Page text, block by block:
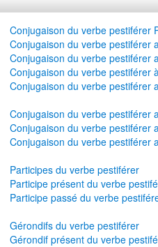
Conjugaison du verbe pestiférer
Conjugaison du verbe pestiférer
Conjugaison du verbe pestiférer
Conjugaison du verbe pestiférer
Conjugaison du verbe pestiférer
Conjugaison du verbe pestiférer
Conjugaison du verbe pestiférer
Conjugaison du verbe pestiférer
Participes du verbe pestiférer
Participe présent du verbe
Participe passé du verbe
Gérondifs du verbe pestiférer
Gérondif présent du verbe